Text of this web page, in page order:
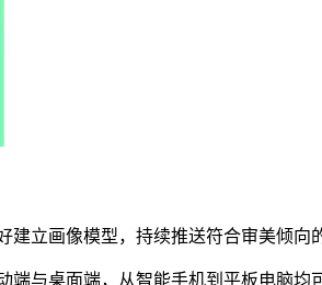
建立画像模型，持续推送符合审美倾向
端与桌面端，从智能手机到平板电脑均